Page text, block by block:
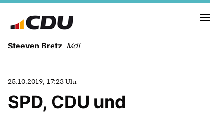
Steeven Bretz MdL
25.10.2019, 17:23 Uhr
SPD, CDU und